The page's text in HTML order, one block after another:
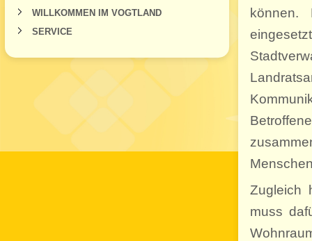
WILLKOMMEN IM VOGTLAND
SERVICE
Zugleich
muss